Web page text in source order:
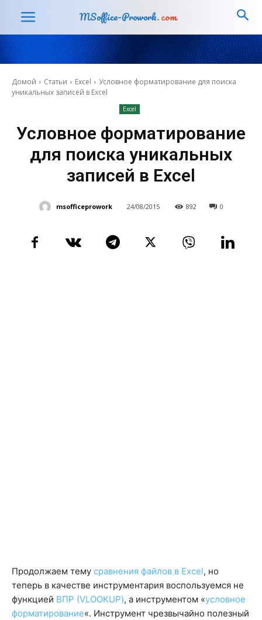
MSoffice-Prowork.com
Домой Статьи Excel
Условное форматирование для поиска
уникальных записей в Excel
Excel
Условное форматирование
для поиска уникальных
записей в Excel
msofficeprowork 24/08/2015 892 0
Продолжаем тему сравнения файлов в Excel, но
теперь в качестве инструментария воспользуемся не
функцией ВПР (VLOOKUP), а инструментом «условное
форматирование«. Инструмент чрезвычайно полезный